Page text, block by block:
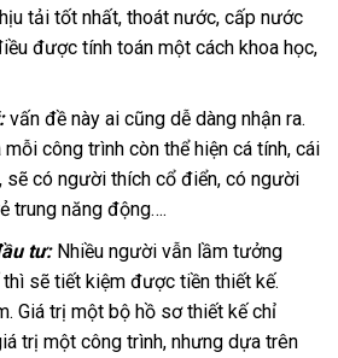
tải tốt nhất, thoát nước, cấp nước
được tính toán một cách khoa học,
vấn đề này ai cũng dễ dàng nhận ra.
công trình còn thể hiện cá tính, cái
sẽ có người thích cổ điển, có người
trung năng động….
tư:Nhiều người vẫn lầm tưởng
sẽ tiết kiệm được tiền thiết kế.
Giá trị một bộ hồ sơ thiết kế chỉ
trị một công trình, nhưng dựa trên